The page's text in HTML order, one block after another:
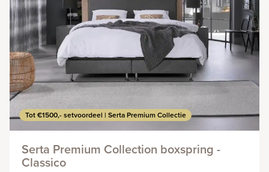
Tot €1500,- setvoordeel | Serta Premium Collectie
Serta Premium Collection boxspring -
Classico